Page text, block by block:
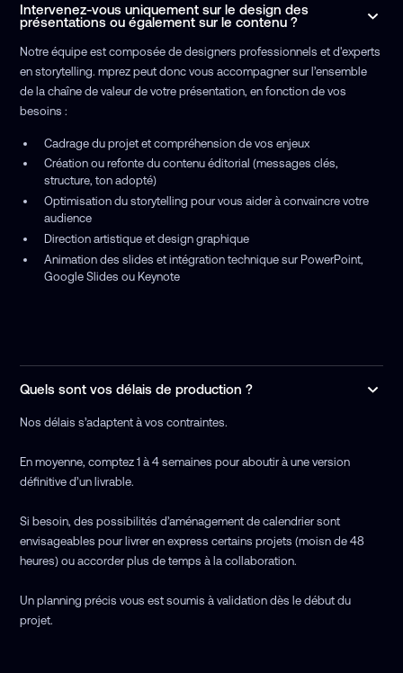
Intervenez-vous uniquement sur le design des
présentations ou également sur le contenu ?
Notre équipe est composée de designers professionnels et d'experts
en storytelling. mprez peut donc vous accompagner sur l’ensemble
de la chaîne de valeur de votre présentation, en fonction de vos
besoins :
Cadrage du projet et compréhension de vos enjeux
Création ou refonte du contenu éditorial (messages clés,
structure, ton adopté)
Optimisation du storytelling pour vous aider à convaincre votre
audience
Direction artistique et design graphique
Animation des slides et intégration technique sur PowerPoint,
Google Slides ou Keynote
Quels sont vos délais de production ?
Nos délais s’adaptent à vos contraintes.
En moyenne, comptez 1 à 4 semaines pour aboutir à une version
définitive d’un livrable.
Si besoin, des possibilités d’aménagement de calendrier sont
envisageables pour livrer en express certains projets (moisn de 48
heures) ou accorder plus de temps à la collaboration.
Un planning précis vous est soumis à validation dès le début du
projet.